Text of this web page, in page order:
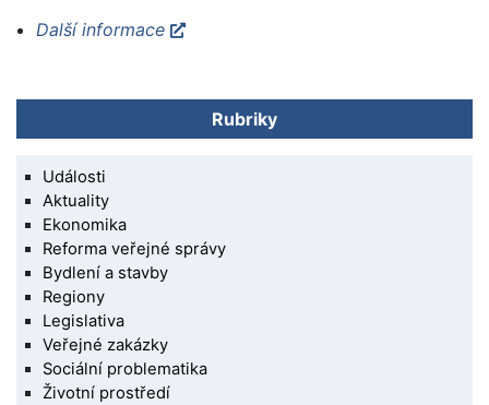
Další informace
Rubriky
Události
Aktuality
Ekonomika
Reforma veřejné správy
Bydlení a stavby
Regiony
Legislativa
Veřejné zakázky
Sociální problematika
Životní prostředí